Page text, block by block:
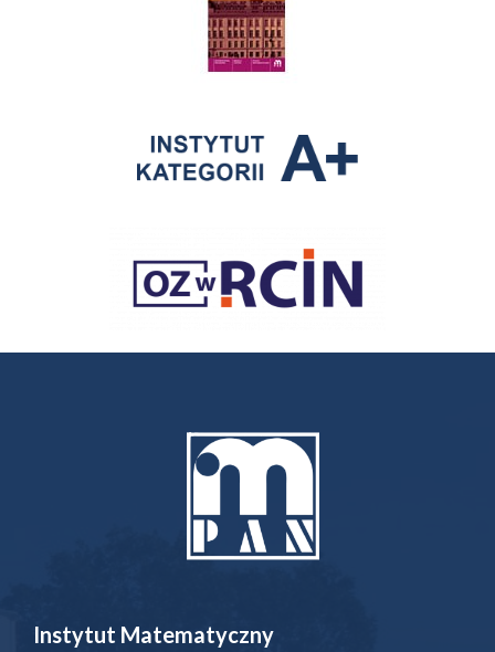
Instytut Matematyczny